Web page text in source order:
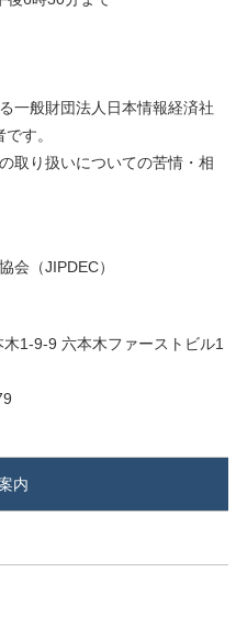
一般財団法人日本情報経済社
す。
取り扱いについての苦情・相
会（JIPDEC）
1-9-9 六本木ファーストビル1
内